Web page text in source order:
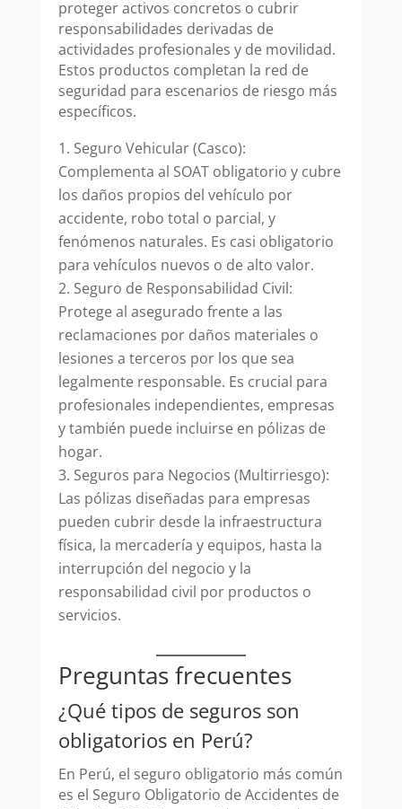
proteger activos concretos o cubrir
responsabilidades derivadas de
actividades profesionales y de movilidad.
Estos productos completan la red de
seguridad para escenarios de riesgo más
específicos.
Seguro Vehicular (Casco):
Complementa al SOAT obligatorio y cubre
los daños propios del vehículo por
accidente, robo total o parcial, y
fenómenos naturales. Es casi obligatorio
para vehículos nuevos o de alto valor.
Seguro de Responsabilidad Civil:
Protege al asegurado frente a las
reclamaciones por daños materiales o
lesiones a terceros por los que sea
legalmente responsable. Es crucial para
profesionales independientes, empresas
y también puede incluirse en pólizas de
hogar.
Seguros para Negocios (Multirriesgo):
Las pólizas diseñadas para empresas
pueden cubrir desde la infraestructura
física, la mercadería y equipos, hasta la
interrupción del negocio y la
responsabilidad civil por productos o
servicios.
Preguntas frecuentes
¿Qué tipos de seguros son
obligatorios en Perú?
En Perú, el seguro obligatorio más común
es el Seguro Obligatorio de Accidentes de